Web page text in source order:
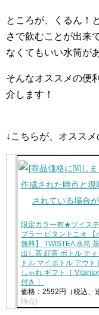
ところが、くるん！
さで飲むことが出来
なくてもいい水筒が
そんなオススメの便
介します！
↓こちらが、オスス
限定カラー有★ツイス
ブラー ビタントニオ
無料】 TWISTEA 水筒
出し茶 紅茶 ボトル テ
トル マイボトル アウ
しゃれ ギフト［
付き ］
価格：2592円（税込、
時点)